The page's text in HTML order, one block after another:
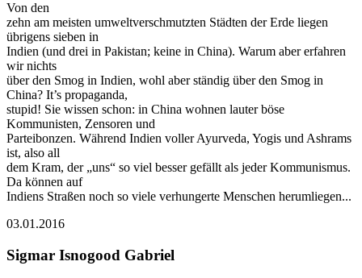
Von den
zehn am meisten umweltverschmutzten Städten der Erde liegen
übrigens sieben in
Indien (und drei in Pakistan; keine in China). Warum aber erfahren
wir nichts
über den Smog in Indien, wohl aber ständig über den Smog in
China? It’s propaganda,
stupid! Sie wissen schon: in China wohnen lauter böse
Kommunisten, Zensoren und
Parteibonzen. Während Indien voller Ayurveda, Yogis und Ashrams
ist, also all
dem Kram, der „uns“ so viel besser gefällt als jeder Kommunismus.
Da können auf
Indiens Straßen noch so viele verhungerte Menschen herumliegen...
03.01.2016
Sigmar Isnogood Gabriel